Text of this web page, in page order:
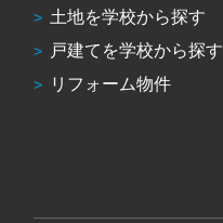
土地を学校から探す
戸建てを学校から探す
リフォーム物件